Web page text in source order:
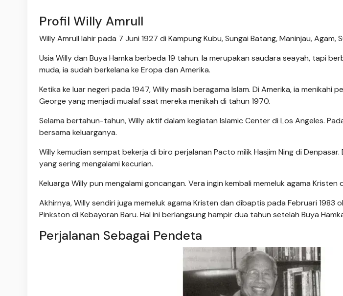
Profil Willy Amrull
Willy Amrull lahir pada 7 Juni 1927 di Kampung Kubu, Sungai Batang, Maninjau, Agam,
Usia Willy dan Buya Hamka berbeda 19 tahun. Ia merupakan saudara seayah, tapi
muda, ia sudah berkelana ke Eropa dan Amerika.
Ketika ke luar negeri pada 1947, Willy masih beragama Islam. Di Amerika, ia menikahi
George yang menjadi mualaf saat mereka menikah di tahun 1970.
Selama bertahun-tahun, Willy aktif dalam kegiatan Islamic Center di Los Angeles.
bersama keluarganya.
Willy kemudian sempat bekerja di biro perjalanan Pacto milik Hasjim Ning di
yang sering mengalami kecurian.
Keluarga Willy pun mengalami goncangan. Vera ingin kembali memeluk agama Kristen
Akhirnya, Willy sendiri juga memeluk agama Kristen dan dibaptis pada Februari 1983
Pinkston di Kebayoran Baru. Hal ini berlangsung hampir dua tahun setelah Buya
Perjalanan Sebagai Pendeta